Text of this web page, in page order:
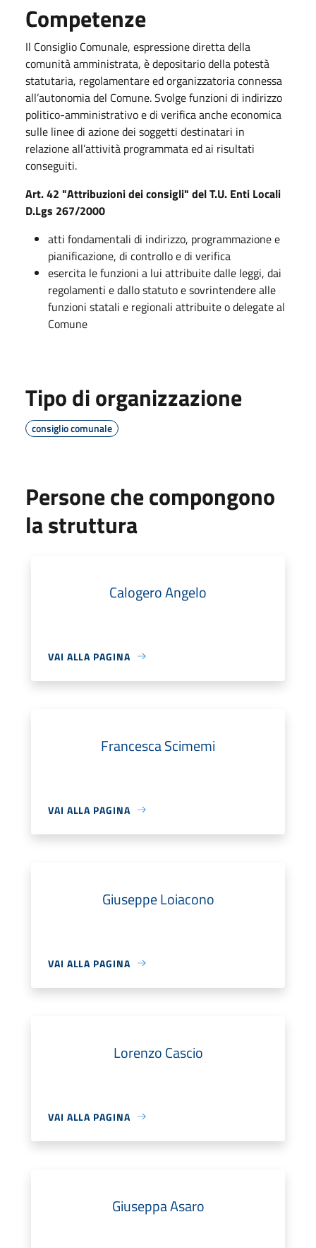
Competenze
Il Consiglio Comunale, espressione diretta della
comunità amministrata, è depositario della potestà
statutaria, regolamentare ed organizzatoria connessa
all’autonomia del Comune. Svolge funzioni di indirizzo
politico-amministrativo e di verifica anche economica
sulle linee di azione dei soggetti destinatari in
relazione all’attività programmata ed ai risultati
conseguiti.
Art. 42 "Attribuzioni dei consigli" del T.U. Enti Locali
D.Lgs 267/2000
atti fondamentali di indirizzo, programmazione e
pianificazione, di controllo e di verifica
esercita le funzioni a lui attribuite dalle leggi, dai
regolamenti e dallo statuto e sovrintendere alle
funzioni statali e regionali attribuite o delegate al
Comune
Tipo di organizzazione
consiglio comunale
Persone che compongono
la struttura
Calogero Angelo
VAI ALLA PAGINA
Francesca Scimemi
VAI ALLA PAGINA
Giuseppe Loiacono
VAI ALLA PAGINA
Lorenzo Cascio
VAI ALLA PAGINA
Giuseppa Asaro